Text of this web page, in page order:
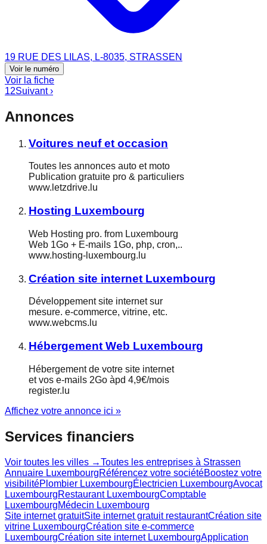
19 RUE DES LILAS, L-8035, STRASSEN
Voir le numéro
Voir la fiche
12Suivant ›
Annonces
Voitures neuf et occasion
Toutes les annonces auto et moto
Publication gratuite pro & particuliers
www.letzdrive.lu
Hosting Luxembourg
Web Hosting pro. from Luxembourg
Web 1Go + E-mails 1Go, php, cron,..
www.hosting-luxembourg.lu
Création site internet Luxembourg
Développement site internet sur
mesure. e-commerce, vitrine, etc.
www.webcms.lu
Hébergement Web Luxembourg
Hébergement de votre site internet
et vos e-mails 2Go àpd 4,9€/mois
register.lu
Affichez votre annonce ici »
Services financiers
Voir toutes les villes →Toutes les entreprises à Strassen
Annuaire LuxembourgRéférencez votre sociétéBoostez votre
visibilitéPlombier LuxembourgÉlectricien LuxembourgAvocat
LuxembourgRestaurant LuxembourgComptable
LuxembourgMédecin Luxembourg
Site internet gratuitSite internet gratuit restaurantCréation site
vitrine LuxembourgCréation site e-commerce
LuxembourgCréation site internet LuxembourgApplication